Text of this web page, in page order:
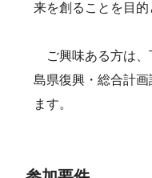
来を創ることを目的
ご興味ある方は、
島県復興・総合計
ます。